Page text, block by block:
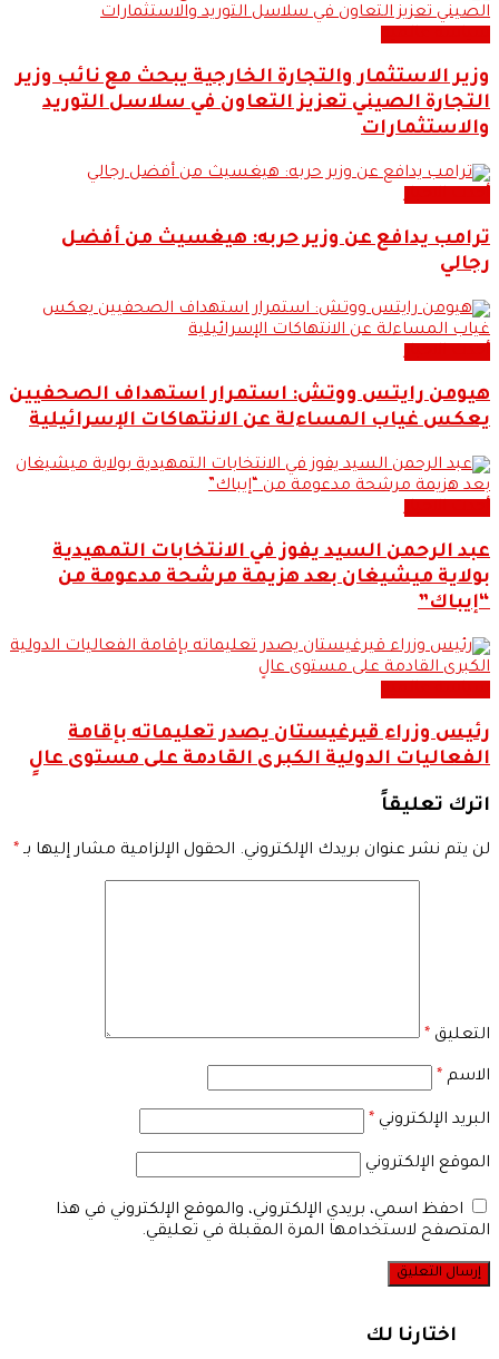
وزير الاستثمار والتجارة الخارجية يبحث مع نائب وزير
التجارة الصيني تعزيز التعاون في سلاسل التوريد
والاستثمارات
ترامب يدافع عن وزير حربه: هيغسيث من أفضل
رجالي
هيومن رايتس ووتش: استمرار استهداف الصحفيين
يعكس غياب المساءلة عن الانتهاكات الإسرائيلية
عبد الرحمن السيد يفوز في الانتخابات التمهيدية
بولاية ميشيغان بعد هزيمة مرشحة مدعومة من
“إيباك”
رئيس وزراء قيرغيستان يصدر تعليماته بإقامة
الفعاليات الدولية الكبرى القادمة على مستوى عالٍ
اترك تعليقاً
لن يتم نشر عنوان بريدك الإلكتروني. الحقول الإلزامية مشار إليها بـ *
التعليق *
الاسم *
البريد الإلكتروني *
الموقع الإلكتروني
احفظ اسمي، بريدي الإلكتروني، والموقع الإلكتروني في هذا
المتصفح لاستخدامها المرة المقبلة في تعليقي.
اختارنا لك